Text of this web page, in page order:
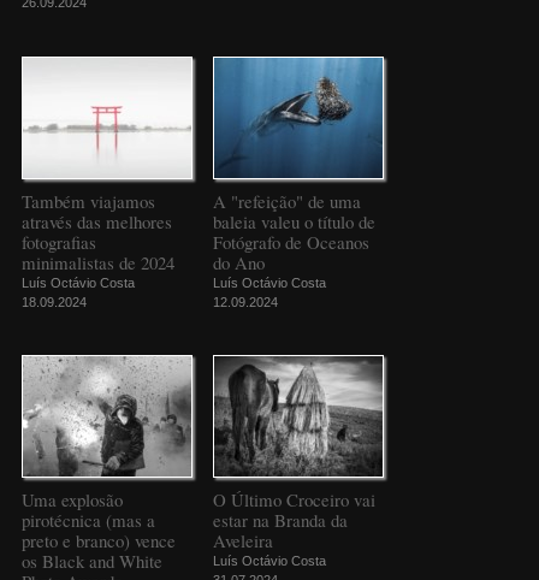
Também viajamos
através das melhores
fotografias
minimalistas de 2024
Luís Octávio Costa
18.09.2024
A "refeição" de uma
baleia valeu o título de
Fotógrafo de Oceanos
do Ano
Luís Octávio Costa
12.09.2024
Uma explosão
pirotécnica (mas a
preto e branco) vence
os Black and White
O Último Croceiro vai
estar na Branda da
Aveleira
Luís Octávio Costa